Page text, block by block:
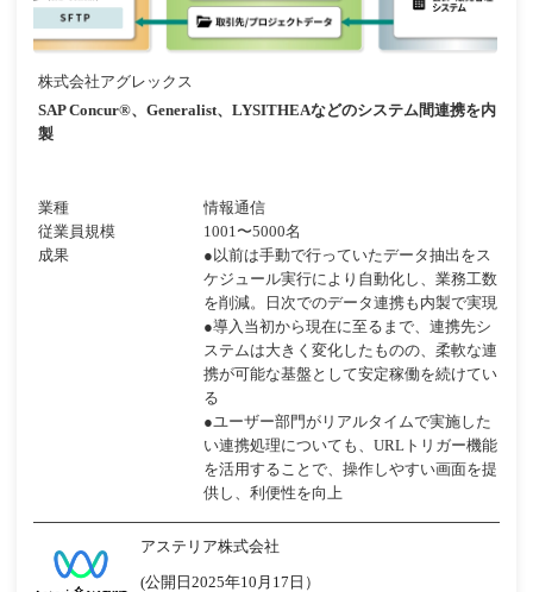
株式会社アグレックス
SAP Concur®、Generalist、LYSITHEAなどのシステム間連携を内
製
業種
情報通信
従業員規模
1001〜5000名
成果
●以前は手動で行っていたデータ抽出をス
ケジュール実行により自動化し、業務工数
を削減。日次でのデータ連携も内製で実現
●導入当初から現在に至るまで、連携先シ
ステムは大きく変化したものの、柔軟な連
携が可能な基盤として安定稼働を続けてい
る
●ユーザー部門がリアルタイムで実施した
い連携処理についても、URLトリガー機能
を活用することで、操作しやすい画面を提
供し、利便性を向上
アステリア株式会社
(公開日2025年10月17日）